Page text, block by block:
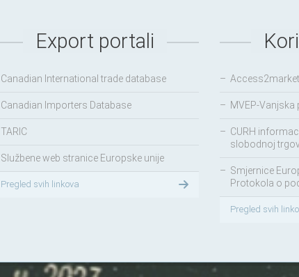
Export portali
Canadian International trade database
Canadian Importers Database
TARIC
Službene web stranice Europske unije
Pregled svih linkova
–
– MVEP-Vanjska
– CURH
slobodnoj
– Smjernice
Protokola o
Pregled svih